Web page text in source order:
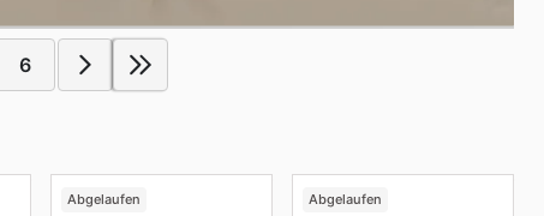
6
Abgelaufen Abgelaufen